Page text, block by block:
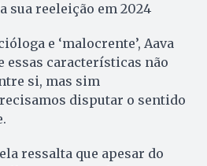
sua reeleição em 2024
e ‘malocrente’, Aava
essas características não
si, mas sim
disputar o sentido
ressalta que apesar do